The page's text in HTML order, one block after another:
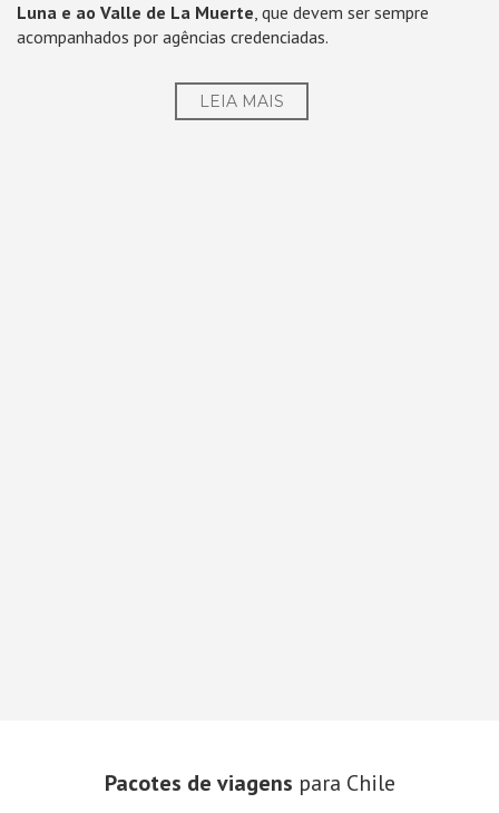
Luna e ao Valle de La Muerte, que devem ser sempre
acompanhados por agências credenciadas.
LEIA MAIS
Pacotes de viagens para Chile